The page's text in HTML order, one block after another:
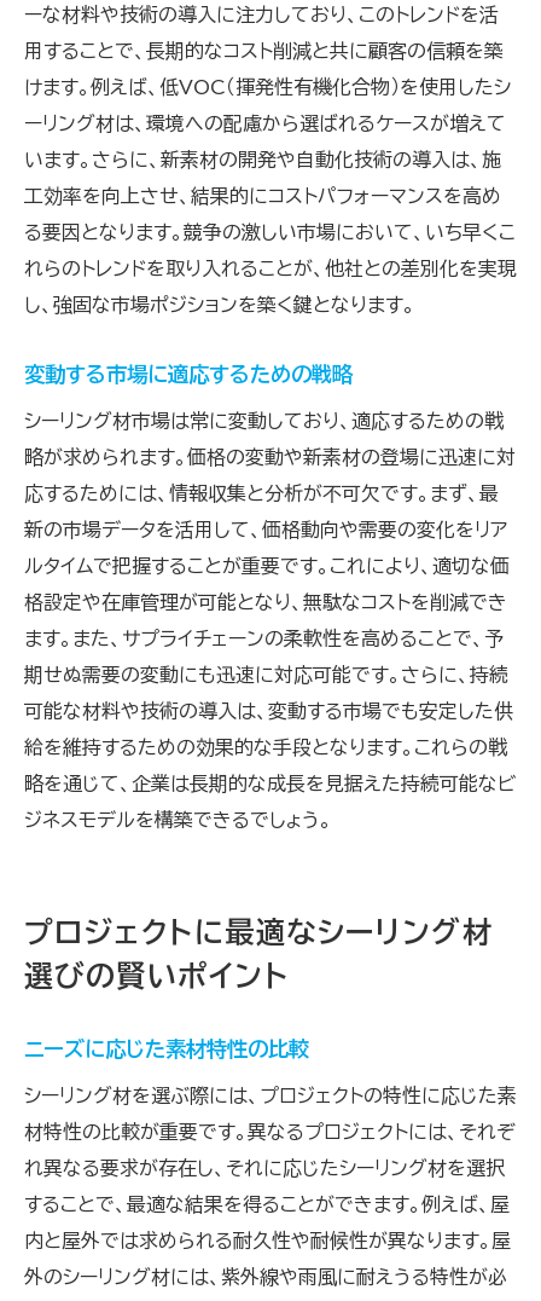
ーな材料や技術の導入に注力しており、このトレンドを活
用することで、長期的なコスト削減と共に顧客の信頼を築
けます。例えば、低VOC（揮発性有機化合物）を使用したシ
ーリング材は、環境への配慮から選ばれるケースが増えて
います。さらに、新素材の開発や自動化技術の導入は、施
工効率を向上させ、結果的にコストパフォーマンスを高め
る要因となります。競争の激しい市場において、いち早くこ
れらのトレンドを取り入れることが、他社との差別化を実現
し、強固な市場ポジションを築く鍵となります。
変動する市場に適応するための戦略
シーリング材市場は常に変動しており、適応するための戦
略が求められます。価格の変動や新素材の登場に迅速に対
応するためには、情報収集と分析が不可欠です。まず、最
新の市場データを活用して、価格動向や需要の変化をリア
ルタイムで把握することが重要です。これにより、適切な価
格設定や在庫管理が可能となり、無駄なコストを削減でき
ます。また、サプライチェーンの柔軟性を高めることで、予
期せぬ需要の変動にも迅速に対応可能です。さらに、持続
可能な材料や技術の導入は、変動する市場でも安定した供
給を維持するための効果的な手段となります。これらの戦
略を通じて、企業は長期的な成長を見据えた持続可能なビ
ジネスモデルを構築できるでしょう。
プロジェクトに最適なシーリング材
選びの賢いポイント
ニーズに応じた素材特性の比較
シーリング材を選ぶ際には、プロジェクトの特性に応じた素
材特性の比較が重要です。異なるプロジェクトには、それぞ
れ異なる要求が存在し、それに応じたシーリング材を選択
することで、最適な結果を得ることができます。例えば、屋
内と屋外では求められる耐久性や耐候性が異なります。屋
外のシーリング材には、紫外線や雨風に耐えうる特性が必